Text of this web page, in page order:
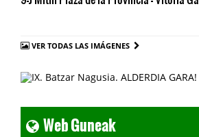
VER TODAS LAS IMÁGENES
Web Guneak